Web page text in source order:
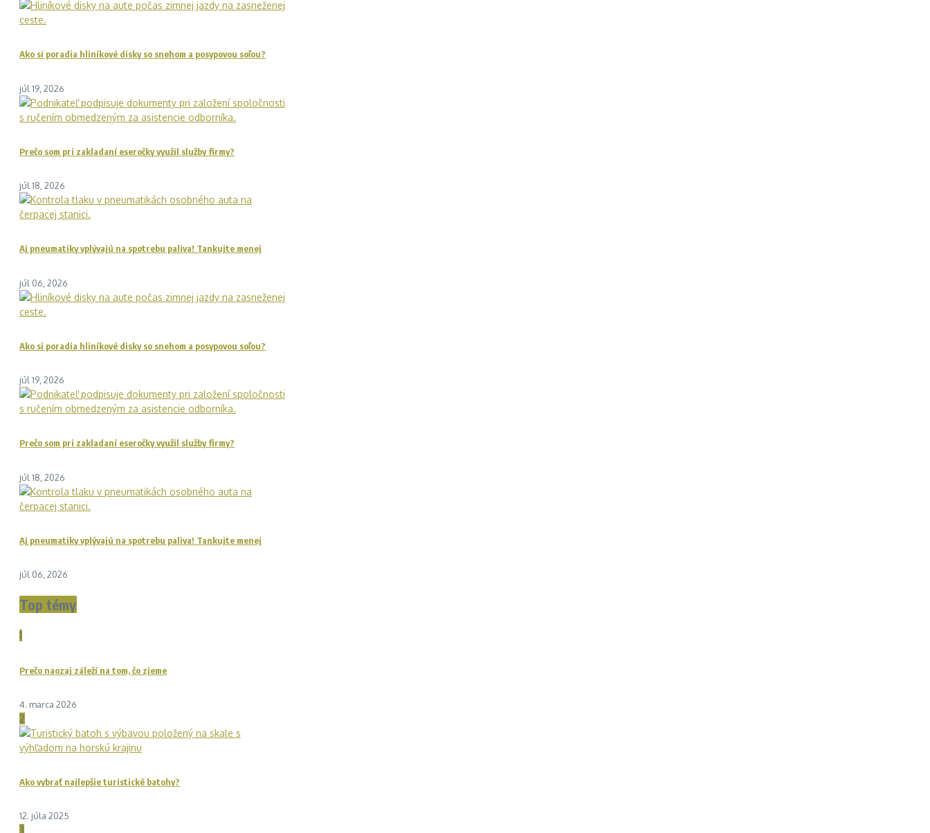
Ako si poradia hliníkové disky so snehom a posypovou soľou?
júl 19, 2026
Prečo som pri zakladaní eseročky využil služby firmy?
júl 18, 2026
Aj pneumatiky vplývajú na spotrebu paliva! Tankujte menej
júl 06, 2026
Ako si poradia hliníkové disky so snehom a posypovou soľou?
júl 19, 2026
Prečo som pri zakladaní eseročky využil služby firmy?
júl 18, 2026
Aj pneumatiky vplývajú na spotrebu paliva! Tankujte menej
júl 06, 2026
Top témy
1
Prečo naozaj záleží na tom, čo zjeme
4. marca 2026
2
Ako vybrať najlepšie turistické batohy?
12. júla 2025
3